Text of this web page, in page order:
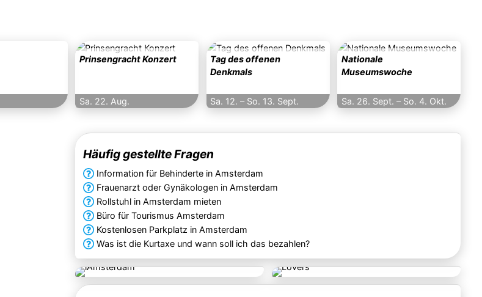
Prinsengracht Konzert
Sa. 22. Aug.
Tag des offenen
Denkmals
Sa. 12. – So. 13. Sept.
Nationale
Museumswoche
Sa. 26. Sept. – So. 4. Okt.
Häufig gestellte Fragen
Information für Behinderte in Amsterdam
Frauenarzt oder Gynäkologen in Amsterdam
Rollstuhl in Amsterdam mieten
Büro für Tourismus Amsterdam
Kostenlosen Parkplatz in Amsterdam
Was ist die Kurtaxe und wann soll ich das bezahlen?